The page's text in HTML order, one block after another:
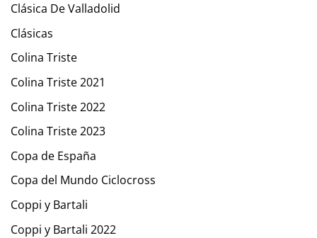
Clásica De Valladolid
Clásicas
Colina Triste
Colina Triste 2021
Colina Triste 2022
Colina Triste 2023
Copa de España
Copa del Mundo Ciclocross
Coppi y Bartali
Coppi y Bartali 2022